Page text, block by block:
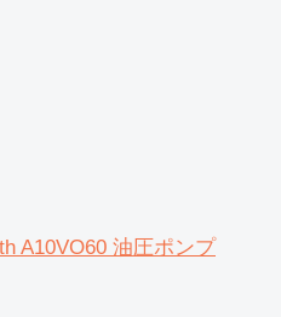
A10VO60 油圧ポンプ